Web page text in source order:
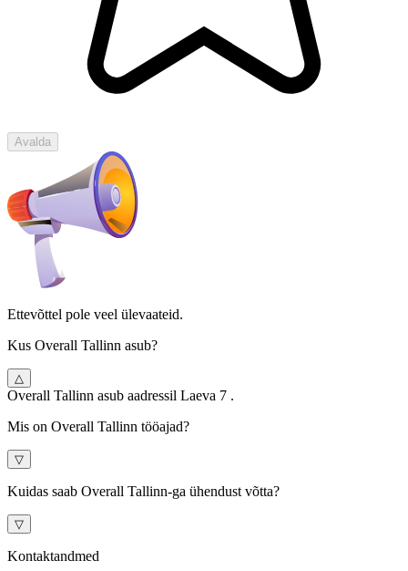
Avalda
Ettevõttel pole veel ülevaateid.
Kus Overall Tallinn asub?
△
Overall Tallinn asub aadressil Laeva 7 .
Mis on Overall Tallinn tööajad?
▽
Kuidas saab Overall Tallinn-ga ühendust võtta?
▽
Kontaktandmed